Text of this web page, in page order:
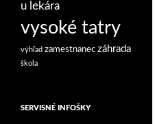
u lekára
vysoké tatry
výhľad zamestnanec záhrada
škola
SERVISNÉ INFOŠKY